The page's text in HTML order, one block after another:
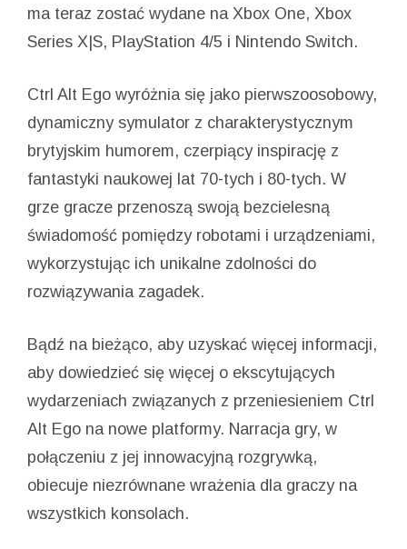
ma teraz zostać wydane na Xbox One, Xbox
Series X|S, PlayStation 4/5 i Nintendo Switch.
Ctrl Alt Ego wyróżnia się jako pierwszoosobowy,
dynamiczny symulator z charakterystycznym
brytyjskim humorem, czerpiący inspirację z
fantastyki naukowej lat 70-tych i 80-tych. W
grze gracze przenoszą swoją bezcielesną
świadomość pomiędzy robotami i urządzeniami,
wykorzystując ich unikalne zdolności do
rozwiązywania zagadek.
Bądź na bieżąco, aby uzyskać więcej informacji,
aby dowiedzieć się więcej o ekscytujących
wydarzeniach związanych z przeniesieniem Ctrl
Alt Ego na nowe platformy. Narracja gry, w
połączeniu z jej innowacyjną rozgrywką,
obiecuje niezrównane wrażenia dla graczy na
wszystkich konsolach.